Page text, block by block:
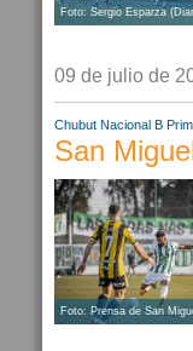
Foto: Sergio Esparza
09 de julio de
Chubut Nacional B
San
Foto: Prensa de San